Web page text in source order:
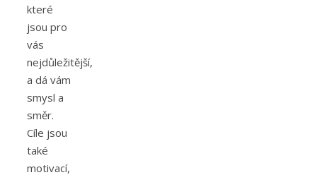
které
jsou pro
vás
nejdůležitější,
a dá vám
smysl a
směr.
Cíle jsou
také
motivací,